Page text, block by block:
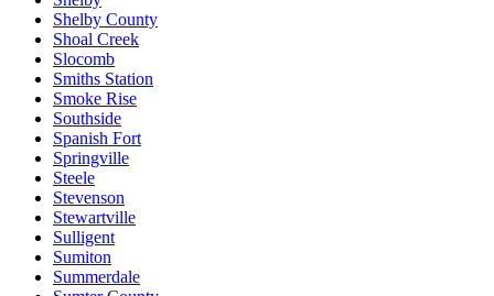
Shelby County
Shoal Creek
Slocomb
Smiths Station
Smoke Rise
Southside
Spanish Fort
Springville
Steele
Stevenson
Stewartville
Sulligent
Sumiton
Summerdale